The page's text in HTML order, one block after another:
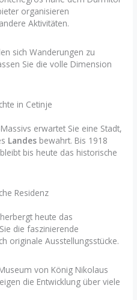
organisieren
Aktivitäten.
sich Wanderungen zu
Sie die volle Dimension
in Cetinje
erwartet Sie eine Stadt,
Landes bewahrt. Bis 1918
bis heute das historische
Residenz
heute das
die faszinierende
originale Ausstellungsstücke.
von König Nikolaus
die Entwicklung über viele